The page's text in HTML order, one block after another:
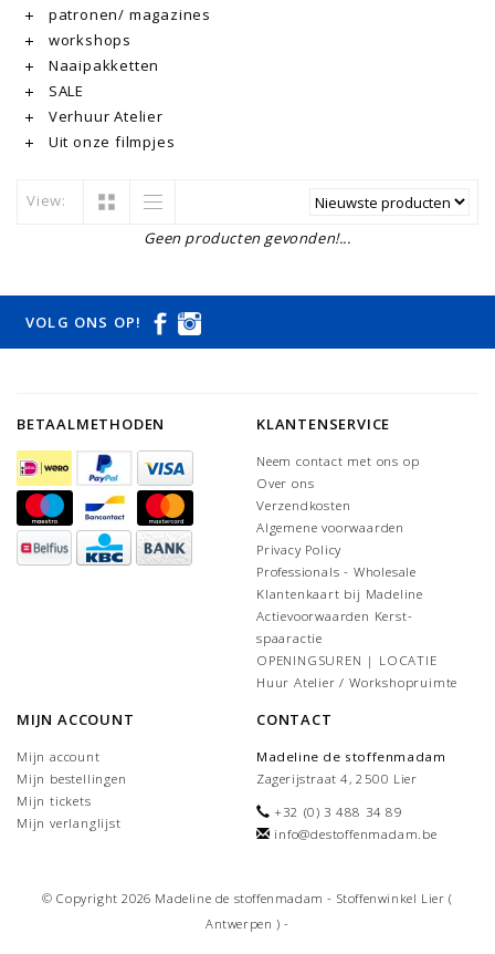
patronen/ magazines
workshops
Naaipakketten
SALE
Verhuur Atelier
Uit onze filmpjes
View:
Geen producten gevonden!...
VOLG ONS OP!
BETAALMETHODEN KLANTENSERVICE
Neem contact met ons op
Over ons
Verzendkosten
Algemene voorwaarden
Privacy Policy
Professionals - Wholesale
Klantenkaart bij Madeline
Actievoorwaarden Kerst-
spaaractie
OPENINGSUREN | LOCATIE
Huur Atelier / Workshopruimte
MIJN ACCOUNT
Mijn account
Mijn bestellingen
Mijn tickets
Mijn verlanglijst
CONTACT
Madeline de stoffenmadam
Zagerijstraat 4, 2500 Lier
+32 (0) 3 488 34 89
info@destoffenmadam.be
© Copyright 2026 Madeline de stoffenmadam - Stoffenwinkel Lier (
Antwerpen ) -